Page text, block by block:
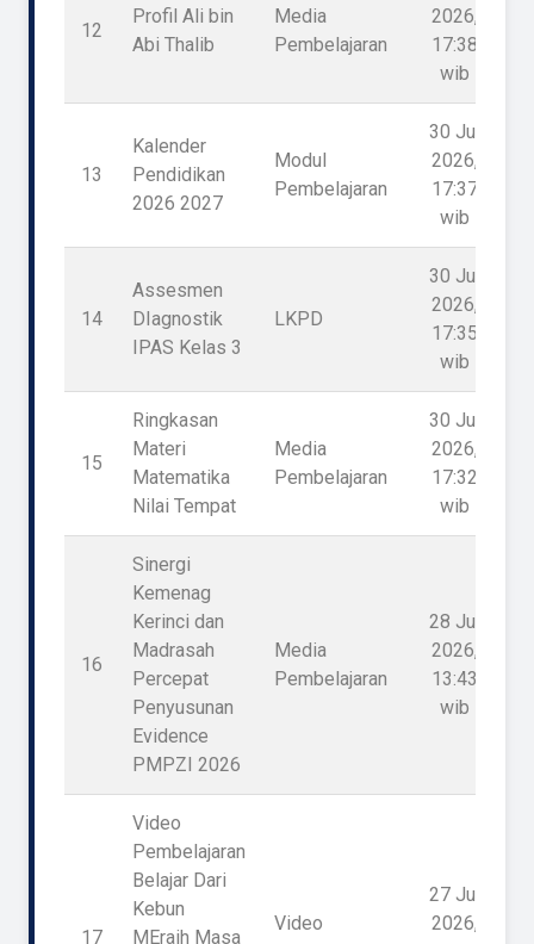
12
Profil Ali bin
Abi Thalib
Media
Pembelajaran
2026,
17:38
wib
13
Kalender
Pendidikan
2026 2027
Modul
Pembelajaran
30 Jul
2026,
17:37
wib
14
Assesmen
DIagnostik
IPAS Kelas 3
LKPD
30 Jul
2026,
17:35
wib
15
Ringkasan
Materi
Matematika
Nilai Tempat
Media
Pembelajaran
30 Jul
2026,
17:32
wib
16
Sinergi
Kemenag
Kerinci dan
Madrasah
Percepat
Penyusunan
Evidence
PMPZI 2026
Media
Pembelajaran
28 Jul
2026,
13:43
wib
17
Video
Pembelajaran
Belajar Dari
Kebun
MEraih Masa
Video
27 Jul
2026,